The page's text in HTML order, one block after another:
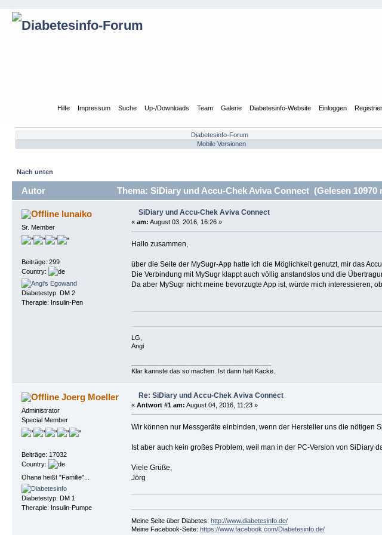
Hilfe Impressum Suche Up-/Downloads Team Galerie Diabetesinfo-Website Einloggen
Diabetesinfo-Forum
Mobile Versionen
Nach unten
Autor Thema: SiDiary und Accu-Chek Aviva Connect (Gelesen 10970
lunaiko
Sr. Member
Beiträge: 299
Country:
Diabetestyp: DM 2
Therapie: Insulin-Pen
SiDiary und Accu-Chek Aviva Connect
« am: August 03, 2016, 16:26 »
Hallo zusammen,
über die Seite der MySugr-App hatte ich die Möglichkeit genutzt, mir das
Die Verbindung mit MySugr klappt auch völlig anstandslos und die
Da aber MySugr nicht meine bevorzugte App ist, würde mich interessieren,
LG,
Angi
Klar kannste das so machen. Ist dann halt Kacke.
Joerg Moeller
Administrator
Special Member
Beiträge: 17032
Country:
Ohana heißt "Familie"...
Diabetestyp: DM 1
Therapie: Insulin-Pumpe
Re: SiDiary und Accu-Chek Aviva Connect
« Antwort #1 am: August 04, 2016, 11:23 »
Wir können nur Messgeräte einbinden, wenn der Hersteller uns die nötigen
Ist aber auch kein großes Problem, weil man in der PC-Version von SiDiary
Viele Grüße,
Jörg
Meine Seite über Diabetes: http://www.diabetesinfo.de/
Meine Facebook-Seite: https://www.facebook.com/Diabetesinfo.de/